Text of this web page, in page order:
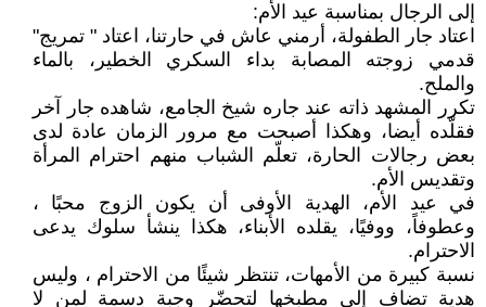
إلى الرجال بمناسبة عيد الأم:
اعتاد جار الطفولة، أرمني عاش في حارتنا، اعتاد " تمريج"
قدمي زوجته المصابة بداء السكري الخطير، بالماء
والملح.
تكرر المشهد ذاته عند جاره شيخ الجامع، شاهده جار آخر
فقلّده أيضا، وهكذا أصبحت مع مرور الزمان عادة لدى
بعض رجالات الحارة، تعلّم الشباب منهم احترام المرأة
وتقديس الأم.
في عيد الأم، الهدية الأوفى أن يكون الزوج محبًا ،
وعطوفاً، ووفيًا، يقلده الأبناء، هكذا ينشأ سلوك يدعى
الاحترام.
نسبة كبيرة من الأمهات، تنتظر شيئًا من الاحترام ، وليس
هدية تضاف إلى مطبخها لتحضّر وجبة دسمة لمن لا